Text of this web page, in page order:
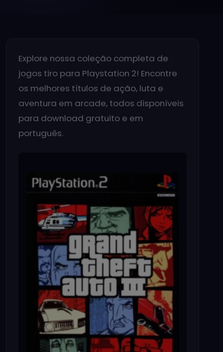
Explore nossa coleção completa de
jogos tiro para Playstation 2! Encontre
os melhores títulos de ação, luta e
aventura em arcade, todos disponíveis
para download gratuito e em
português.